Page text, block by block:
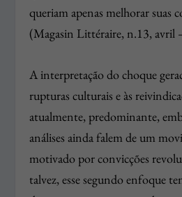
queriam apenas melhorar suas
(Magasin Littéraire, n.13, avril
A interpretação do choque
rupturas culturais e às
atualmente, predominante,
análises ainda falem de um
motivado por convicções
talvez, esse segundo enfoque